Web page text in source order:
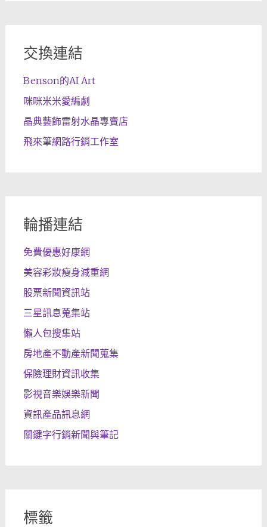
交換連結
Benson的AI Art
咪咪米米愛編劇
晶典藝飾雷射水晶專賣店
飛來筆網路行銷工作室
輪播連結
免費優惠好康網
美容彩妝瘦身減重網
股票新聞資訊站
三星訊息蒐集站
懶人包搜集站
房地產不動產新聞蒐集
保險理財資訊收集
影視音樂娛樂新聞
資訊產品訊息網
關鍵字行銷新聞與筆記
標籤